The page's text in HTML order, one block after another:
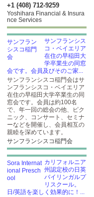
+1 (408) 712-9259
Yoshihara Financial & Insura
nce Services
サンフランシス
コ・ベイエリア
在住の早稲田大
学卒業生の同窓
会です。会員及びそのご家...
サンフランシスコ稲門会はサ
ンフランシスコ・ベイエリア
在住の早稲田大学卒業生の同
窓会です。会員は約100名
で、年一回の総会の他、ピク
ニック、コンサート、セミナ
ーなどを開催し、会員相互の
親睦を深めています。
サンフランシスコ稲門会
カリフォルニア
州認定校の日英
バイリンガルプ
リスクール。
日/英語を楽しく効果的に！...